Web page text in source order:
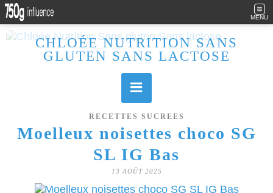
MENU
CHLOÉE NUTRITION SANS
GLUTEN SANS LACTOSE
RECETTES SUCREES
Moelleux noisettes choco SG
SL IG Bas
13 AOÛT 2025